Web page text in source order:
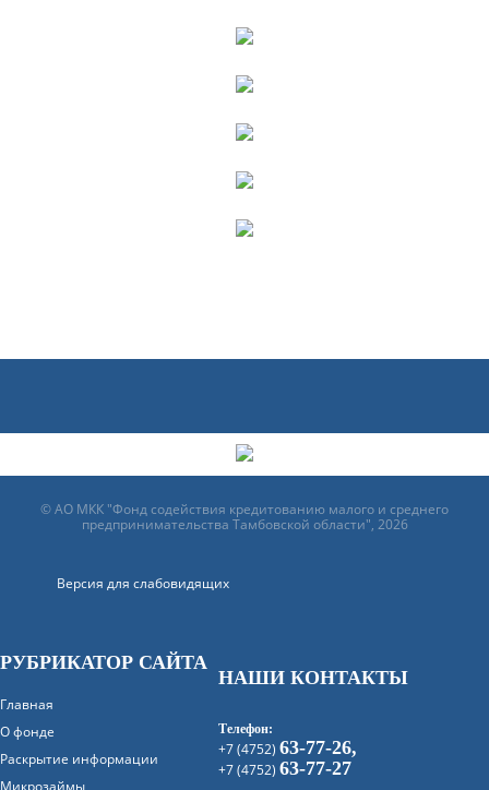
© АО МКК "Фонд содействия кредитованию малого и среднего
предпринимательства Тамбовской области", 2026
Версия для слабовидящих
РУБРИКАТОР САЙТА
Главная
О фонде
Раскрытие информации
Микрозаймы
НАШИ КОНТАКТЫ
Телефон:
+7 (4752) 63-77-26,
+7 (4752) 63-77-27